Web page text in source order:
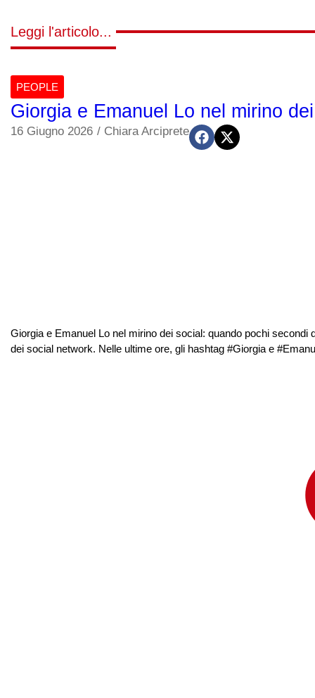
Leggi l'articolo...
PEOPLE
Giorgia e Emanuel Lo nel mirino
16 Giugno 2026 / Chiara Arciprete
Giorgia e Emanuel Lo nel mirino dei social: quando pochi
dei social network. Nelle ultime ore, gli hashtag #Giorgia e